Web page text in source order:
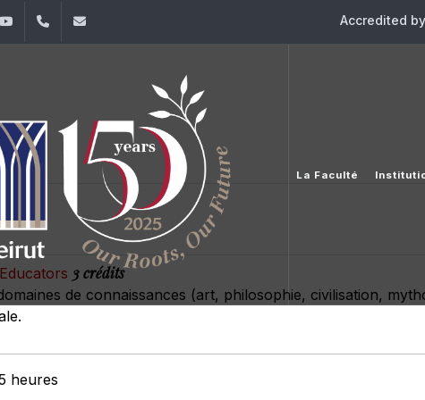
YouTube+961 (1) 421 368 Accredited by
La Faculté
3 crédits
de connaissances (art, philosophie, civilisation,
heures